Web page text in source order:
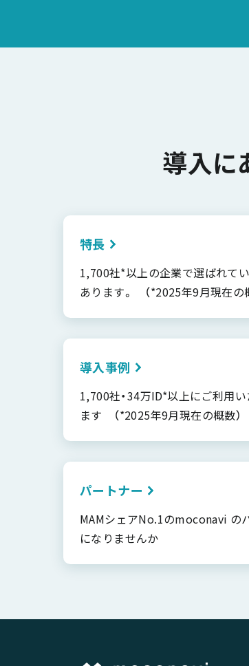
導入に
特長
1,700社*以上の企業で選ばれて
あります。 （*2025年9月現在の
導入事例
1,700社・34万ID*以上にご利用
ます （*2025年9月現在の概数）
パートナー
MAMシェアNo.1のmoconavi の
になりませんか